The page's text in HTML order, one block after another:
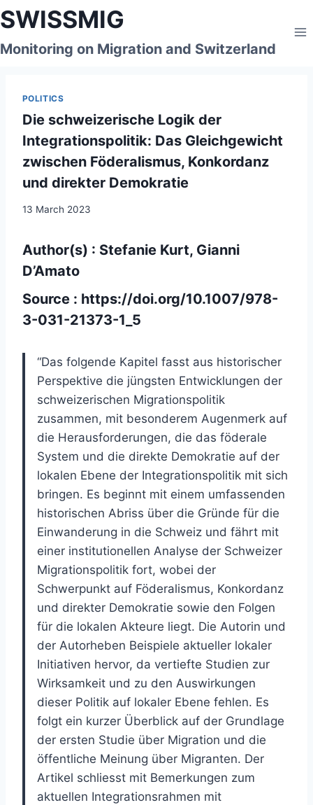
Skip
to
content
SWISSMIG
Monitoring on Migration and Switzerland
POLITICS
Die schweizerische Logik der
Integrationspolitik: Das Gleichgewicht
zwischen Föderalismus, Konkordanz
und direkter Demokratie
13 March 2023
Author(s) : Stefanie Kurt, Gianni
D’Amato
Source : https://doi.org/10.1007/978-
3-031-21373-1_5
“Das folgende Kapitel fasst aus historischer
Perspektive die jüngsten Entwicklungen der
schweizerischen Migrationspolitik
zusammen, mit besonderem Augenmerk auf
die Herausforderungen, die das föderale
System und die direkte Demokratie auf der
lokalen Ebene der Integrationspolitik mit sich
bringen. Es beginnt mit einem umfassenden
historischen Abriss über die Gründe für die
Einwanderung in die Schweiz und fährt mit
einer institutionellen Analyse der Schweizer
Migrationspolitik fort, wobei der
Schwerpunkt auf Föderalismus, Konkordanz
und direkter Demokratie sowie den Folgen
für die lokalen Akteure liegt. Die Autorin und
der Autorheben Beispiele aktueller lokaler
Initiativen hervor, da vertiefte Studien zur
Wirksamkeit und zu den Auswirkungen
dieser Politik auf lokaler Ebene fehlen. Es
folgt ein kurzer Überblick auf der Grundlage
der ersten Studie über Migration und die
öffentliche Meinung über Migranten. Der
Artikel schliesst mit Bemerkungen zum
aktuellen Integrationsrahmen mit